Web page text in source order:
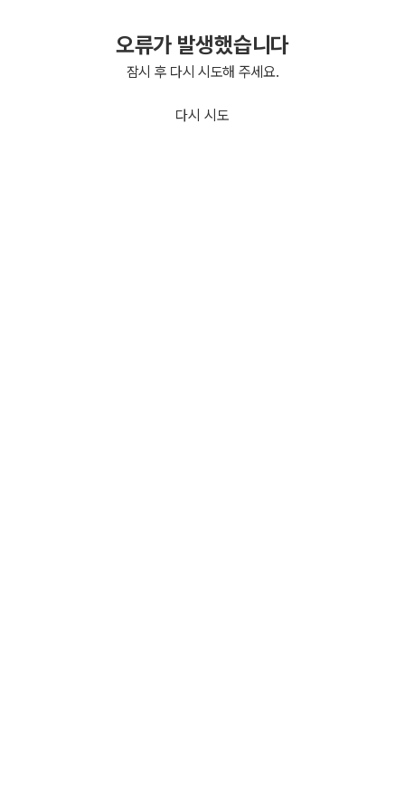
오류가 발생했습니다
잠시 후 다시 시도해 주세요.
다시 시도